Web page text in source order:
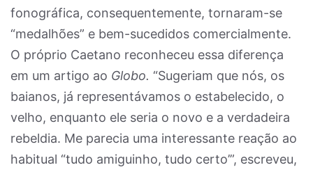
fonográfica, consequentemente, tornaram-se
“medalhões” e bem-sucedidos comercialmente.
O próprio Caetano reconheceu essa diferença
em um artigo ao Globo. “Sugeriam que nós, os
baianos, já representávamos o estabelecido, o
velho, enquanto ele seria o novo e a verdadeira
rebeldia. Me parecia uma interessante reação ao
habitual “tudo amiguinho, tudo certo’”, escreveu,